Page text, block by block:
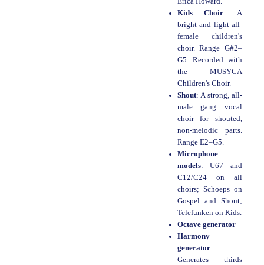
Kids Choir: A
bright and light all-
female children's
choir. Range G#2–
G5. Recorded with
the MUSYCA
Children's Choir.
Shout: A strong, all-
male gang vocal
choir for shouted,
non-melodic parts.
Range E2–G5.
Microphone
models: U67 and
C12/C24 on all
choirs; Schoeps on
Gospel and Shout;
Telefunken on Kids.
Octave generator
Harmony
generator:
Generates thirds